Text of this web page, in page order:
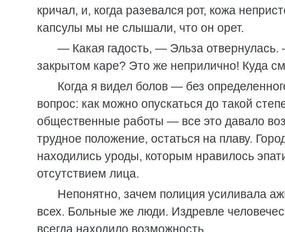
кричал, и, когда разевался рот, кожа
капсулы мы не слышали, что он орет.
— Какая гадость, — Эльза отвернулась.
закрытом каре? Это же неприлично! Куда
Когда я видел болов — без
вопрос: как можно опускаться до такой
общественные работы — все это давало
трудное положение, остаться на плаву.
находились уроды, которым нравилось
отсутствием лица.
Непонятно, зачем полиция усиливала
всех. Больные же люди. Издревле
всегда находило возможность.